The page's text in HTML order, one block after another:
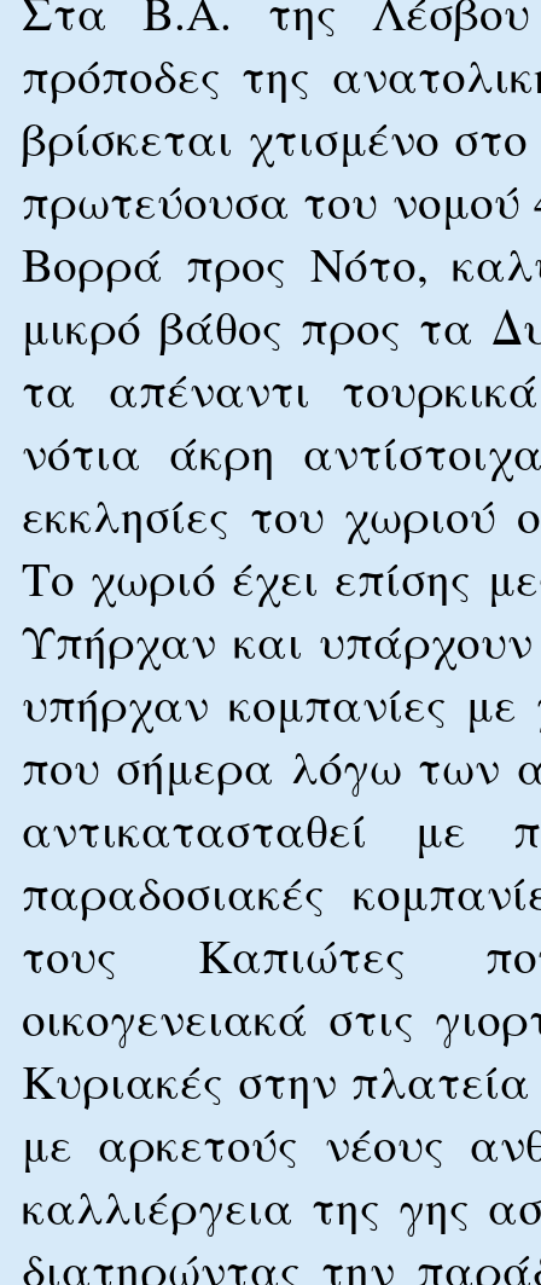
πρόποδες της
βρίσκεται χτισμένο
πρωτεύουσα του νομού
Βορρά προς Νότο,
μικρό βάθος προς τα
τα απέναντι
νότια άκρη
εκκλησίες του
Το χωριό έχει επίσης
Υπήρχαν και υπάρχουν
υπήρχαν κομπανίες
που σήμερα λόγω των
αντικατασταθεί
παραδοσιακές
τους Καπιώτες
οικογενειακά στις
Κυριακές στην
με αρκετούς νέους
καλλιέργεια της γης
διατηρώντας την